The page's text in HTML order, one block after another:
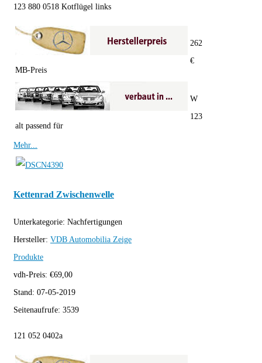
123 880 0518 Kotflügel links
MB-Preis
262
€
alt passend für
W
123
Mehr...
Kettenrad Zwischenwelle
Unterkategorie: Nachfertigungen
Hersteller: VDB Automobilia Zeige
Produkte
vdh-Preis: €69,00
Stand: 07-05-2019
Seitenaufrufe: 3539
121 052 0402a